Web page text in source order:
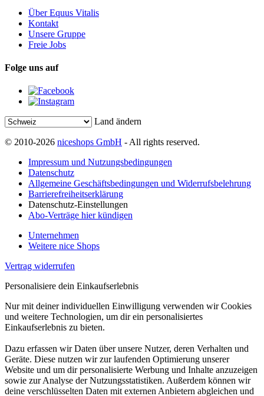
Über Equus Vitalis
Kontakt
Unsere Gruppe
Freie Jobs
Folge uns auf
Land ändern
© 2010-2026 niceshops GmbH - All rights reserved.
Impressum und Nutzungsbedingungen
Datenschutz
Allgemeine Geschäftsbedingungen und Widerrufsbelehrung
Barrierefreiheitserklärung
Datenschutz-Einstellungen
Abo-Verträge hier kündigen
Unternehmen
Weitere nice Shops
Vertrag widerrufen
Personalisiere dein Einkaufserlebnis
Nur mit deiner individuellen Einwilligung verwenden wir Cookies
und weitere Technologien, um dir ein personalisiertes
Einkaufserlebnis zu bieten.
Dazu erfassen wir Daten über unsere Nutzer, deren Verhalten und
Geräte. Diese nutzen wir zur laufenden Optimierung unserer
Website und um dir personalisierte Werbung und Inhalte anzuzeigen
sowie zur Analyse der Nutzungsstatistiken. Außerdem können wir
deine verschlüsselten Daten mit externen Anbietern abgleichen und